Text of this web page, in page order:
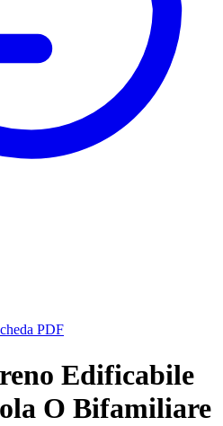
PDF
Edificabile
O Bifamiliare